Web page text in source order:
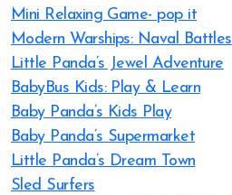
Mini Relaxing Game- pop it
Modern Warships: Naval Battles
Little Panda’s Jewel Adventure
BabyBus Kids: Play & Learn
Baby Panda’s Kids Play
Baby Panda’s Supermarket
Little Panda’s Dream Town
Sled Surfers